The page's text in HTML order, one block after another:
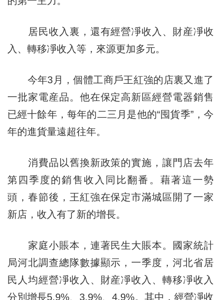
居民收入裏，還有經營凈收入、財産凈收
入、轉移凈收入等，來源更加多元。
今年3月，個體工商戶王紅強的店裏又進了
一批家電産品。他在保定高新區經營電器銷售
已經十餘年，每年的二三月是他的“囤貨季”，今
年的進貨量遠超往年。
消費品以舊換新政策的實施，讓門店去年
第四季度的銷售收入同比翻番。藉著這一勢
頭，春節後，王紅強在保定市滿城區開了一家
新店，收入有了新的增長。
家庭小賬本，連著民生大賬本。國家統計
局河北調查總隊數據顯示，一季度，河北省居
民人均經營凈收入、財産凈收入、轉移凈收入
分別增長5.9%、3.9%、4.9%。其中，經營凈收